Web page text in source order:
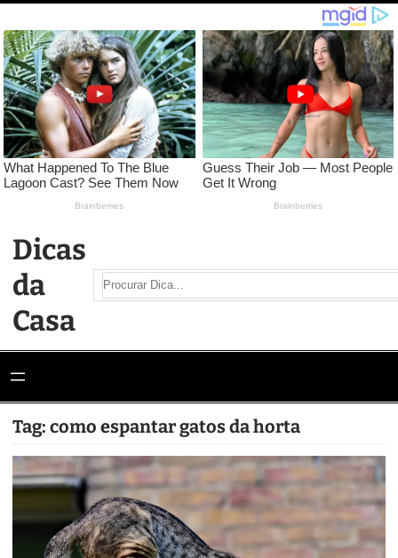
para
o
conteúdo
Dicas
da
Casa
Search
Tag: como espantar gatos da horta